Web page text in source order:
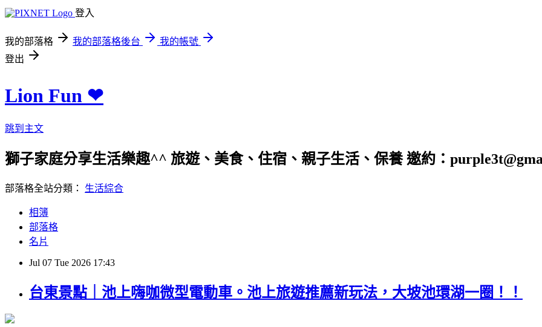
登入
我的部落格 我的部落格後台
我的帳號
登出
Lion Fun ❤
跳到主文
獅子家庭分享生活樂趣^^ 旅遊、美食、住宿、親子生活、保養 邀約：
部落格全站分類： 生活綜合
相簿
部落格
名片
Jul 07 Tue 2026 17:43
台東景點｜池上嗨咖微型電動車。池上旅遊推薦新玩法，大坡池環湖一圈！！